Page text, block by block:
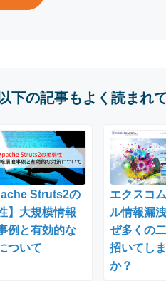
下の記事もよく読まれて
Struts2の
】大規模情報
例と有効的な
ついて
エクスコ
ル情報漏
ぜ多くの
招いてし
か？